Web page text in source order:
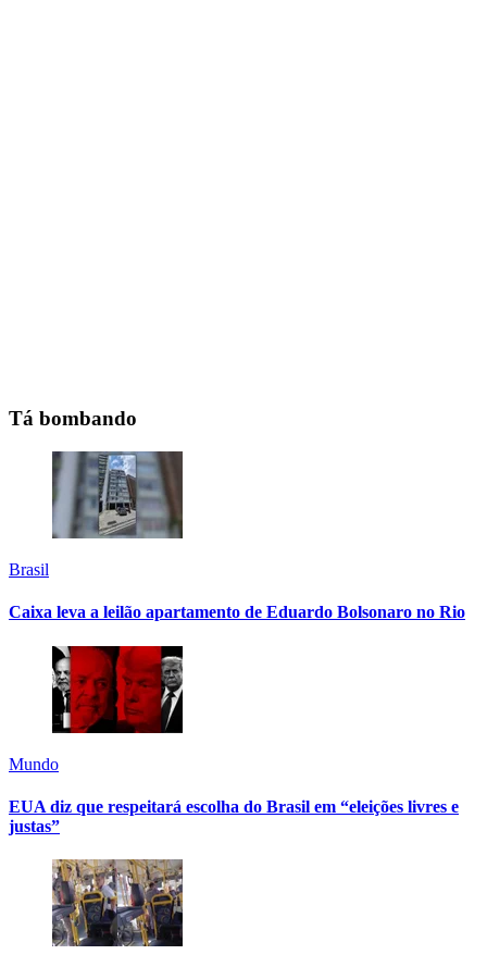
Tá bombando
Brasil
Caixa leva a leilão apartamento de Eduardo Bolsonaro no Rio
Mundo
EUA diz que respeitará escolha do Brasil em “eleições livres e
justas”